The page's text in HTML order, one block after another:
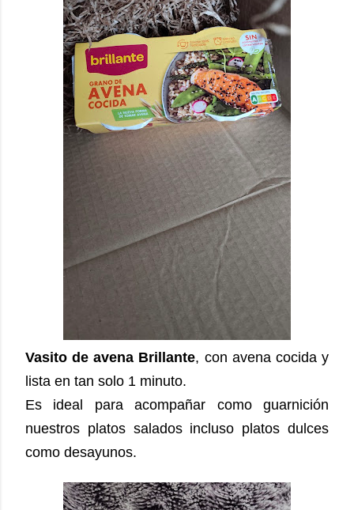
Vasito de avena Brillante, con avena cocida y
lista en tan solo 1 minuto.
Es ideal para acompañar como guarnición
nuestros platos salados incluso platos dulces
como desayunos.